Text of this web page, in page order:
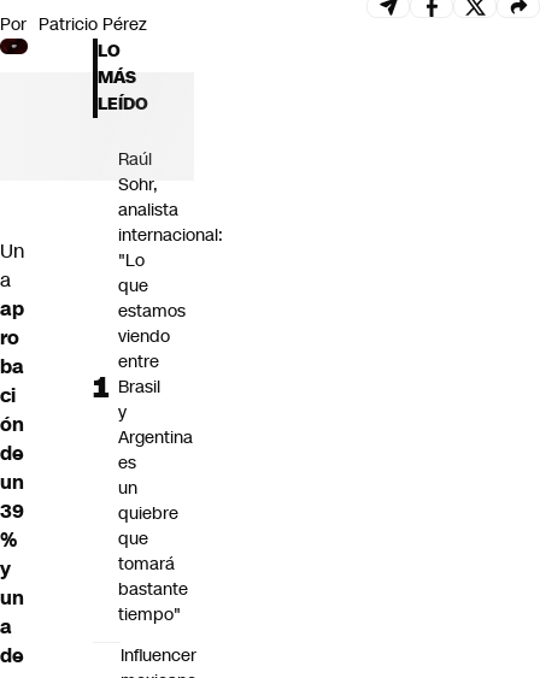
Por Patricio Pérez
Un
a
ap
ro
ba
ci
ón
de
un
39
%
y
un
a
de
LO
MÁS
LEÍDO
Raúl
Sohr,
analista
internacional:
"Lo
que
estamos
viendo
entre
Brasil
y
Argentina
es
un
quiebre
que
tomará
bastante
tiempo"
Influencer